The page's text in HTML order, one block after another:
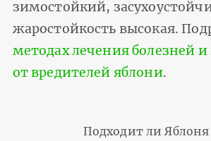
зимостойкий,
жаростойкость высокая.
методах лечения болезней
от вредителей яблони.
Подходит ли Яблоня